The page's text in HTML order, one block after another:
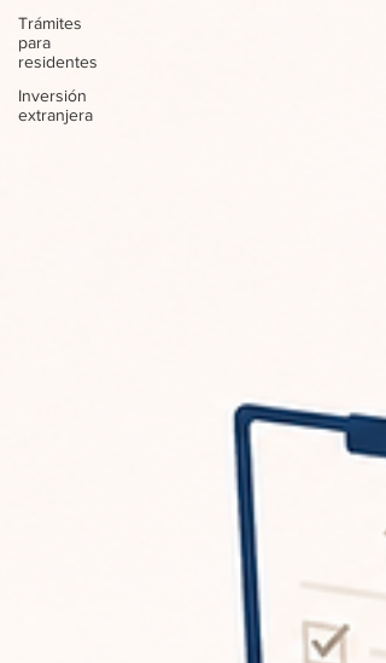
Trámites
para
residentes
Inversión
extranjera